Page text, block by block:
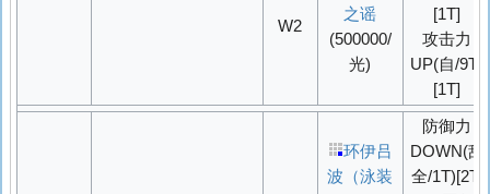
W2
之谣
(500000/
光)
[1T]
攻击力
UP(自/9T)
[1T]
环伊吕
波（泳装
防御力
DOWN(敌
全/1T)[2T]